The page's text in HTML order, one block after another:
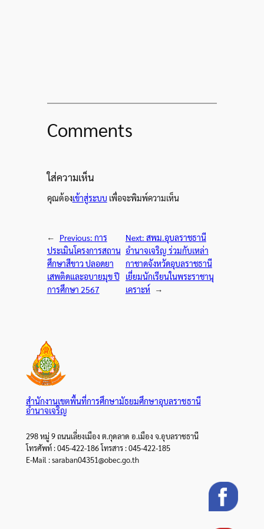
Comments
ใส่ความเห็น
คุณต้องเข้าสู่ระบบ เพื่อจะพิมพ์ความเห็น
← Previous: การ
ประเมินโครงการสถาน
ศึกษาสีขาว ปลอดยา
เสพติดและอบายมุข ปี
การศึกษา 2567
Next: สพม.อุบลราชธานี
อำนาจเจริญ ร่วมกับเหล่า
กาชาดจังหวัดอุบลราชธานี
เยี่ยมนักเรียนในพระราชานุ
เคราะห์
→
สำนักงานเขตพื้นที่การศึกษามัธยมศึกษาอุบลราชธานี
อำนาจเจริญ
298 หมู่ 9 ถนนเลี่ยงเมือง ต.กุดลาด อ.เมือง จ.อุบลราชธานี
โทรศัพท์ : 045-422-186 โทรสาร : 045-422-185
E-Mail : saraban04351@obec.go.th